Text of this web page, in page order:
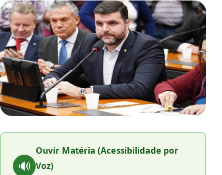
🔊
Ouvir Matéria (Acessibilidade por
Voz)